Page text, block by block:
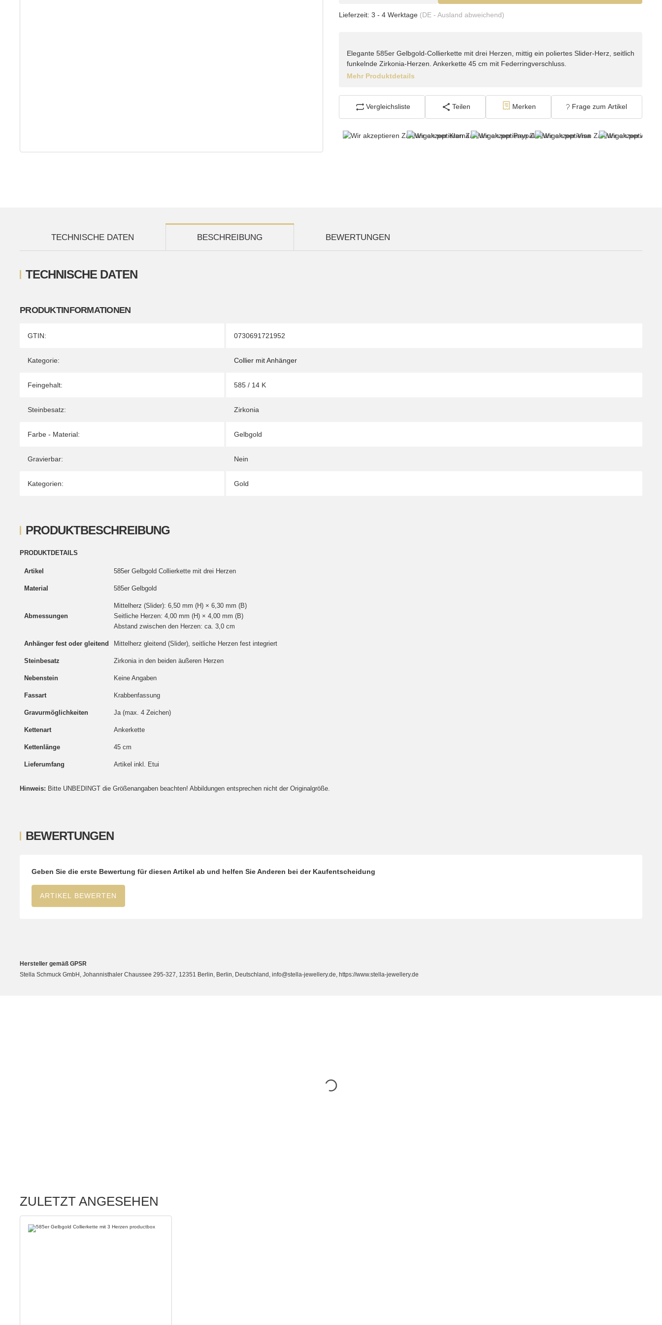
Lieferzeit: 3 - 4 Werktage (DE - Ausland abweichend)
Elegante 585er Gelbgold-Collierkette mit drei Herzen, mittig ein poliertes Slider-Herz, seitlich
funkelnde Zirkonia-Herzen. Ankerkette 45 cm mit Federringverschluss.
Mehr Produktdetails
Vergleichsliste Teilen Merken Frage zum Artikel
TECHNISCHE DATEN BESCHREIBUNG BEWERTUNGEN
TECHNISCHE DATEN
PRODUKTINFORMATIONEN
Produkteigenschaft
Wert
GTIN: 0730691721952
Kategorie: Collier mit Anhänger
Feingehalt: 585 / 14 K
Steinbesatz: Zirkonia
Farbe - Material: Gelbgold
Gravierbar: Nein
Kategorien: Gold
PRODUKTBESCHREIBUNG
PRODUKTDETAILS
Artikel 585er Gelbgold Collierkette mit drei Herzen
Material 585er Gelbgold
Abmessungen
Mittelherz (Slider): 6,50 mm (H) × 6,30 mm (B)
Seitliche Herzen: 4,00 mm (H) × 4,00 mm (B)
Abstand zwischen den Herzen: ca. 3,0 cm
Anhänger fest oder gleitend Mittelherz gleitend (Slider), seitliche Herzen fest integriert
Steinbesatz Zirkonia in den beiden äußeren Herzen
Nebenstein Keine Angaben
Fassart Krabbenfassung
Gravurmöglichkeiten Ja (max. 4 Zeichen)
Kettenart Ankerkette
Kettenlänge 45 cm
Lieferumfang Artikel inkl. Etui
Hinweis: Bitte UNBEDINGT die Größenangaben beachten! Abbildungen entsprechen nicht der Originalgröße.
BEWERTUNGEN
Geben Sie die erste Bewertung für diesen Artikel ab und helfen Sie Anderen bei der Kaufentscheidung
ARTIKEL BEWERTEN
Hersteller gemäß GPSR
Stella Schmuck GmbH, Johannisthaler Chaussee 295-327, 12351 Berlin, Berlin, Deutschland, info@stella-jewellery.de, https://www.stella-jewellery.de
ZULETZT ANGESEHEN